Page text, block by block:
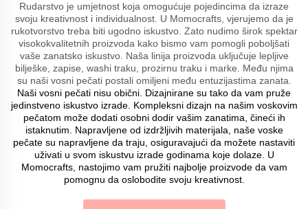
Rudarstvo je umjetnost koja omogućuje pojedincima da izraze
svoju kreativnost i individualnost. U Momocrafts, vjerujemo da je
rukotvorstvo treba biti ugodno iskustvo. Zato nudimo širok spektar
visokokvalitetnih proizvoda kako bismo vam pomogli poboljšati
vaše zanatsko iskustvo. Naša linija proizvoda uključuje lepljive
bilješke, zapise, washi traku, prozirnu traku i marke. Među njima
su naši vosni pečati postali omiljeni među entuzijastima zanata.
Naši vosni pečati nisu obični. Dizajnirane su tako da vam pruže
jedinstveno iskustvo izrade. Kompleksni dizajn na našim voskovim
pečatom može dodati osobni dodir vašim zanatima, čineći ih
istaknutim. Napravljene od izdržljivih materijala, naše voske
pečate su napravljene da traju, osiguravajući da možete nastaviti
uživati u svom iskustvu izrade godinama koje dolaze. U
Momocrafts, nastojimo vam pružiti najbolje proizvode da vam
pomognu da oslobodite svoju kreativnost.